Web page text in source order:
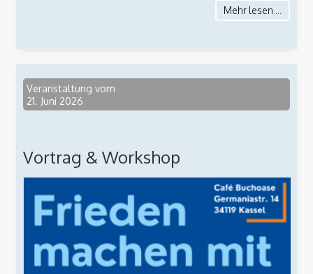
Mehr lesen ...
Veranstaltung vom
21. Juni 2026
Vortrag & Workshop